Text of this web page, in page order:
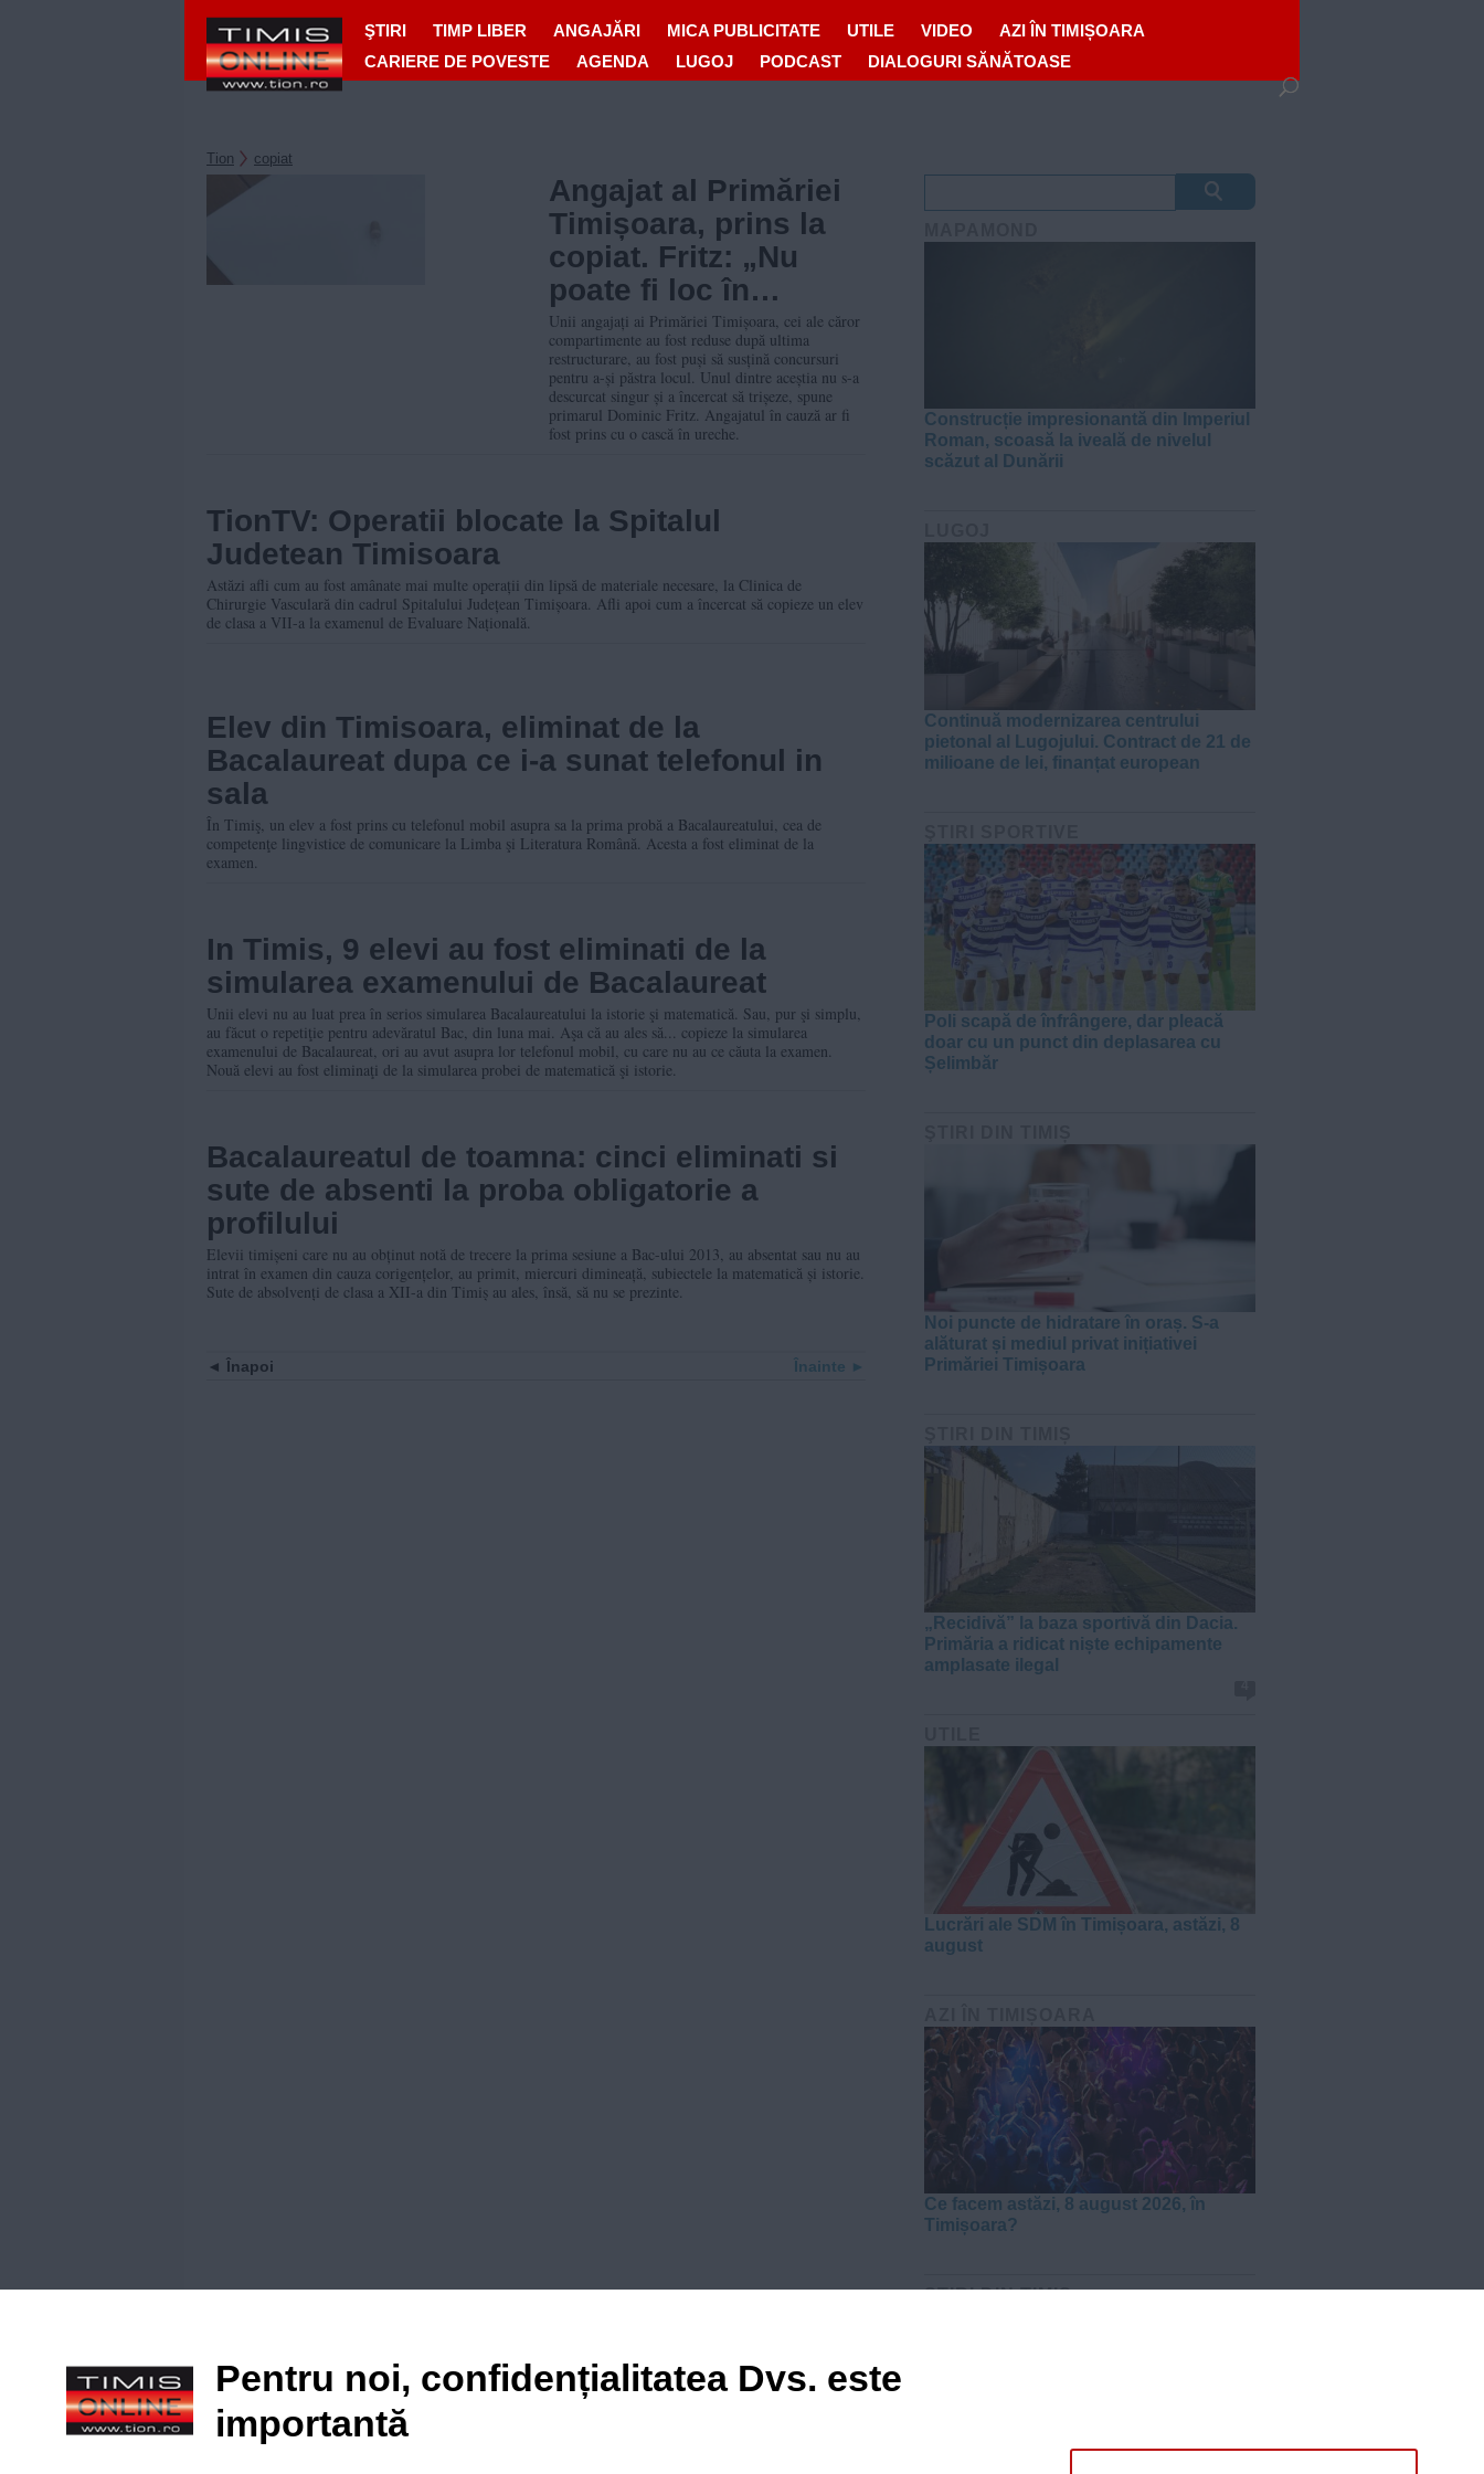
ŞTIRI TIMP LIBER ANGAJĂRI MICA PUBLICITATE UTILE VIDEO
AZI ÎN TIMIȘOARA
CARIERE DE POVESTE
AGENDA LUGOJ PODCAST DIALOGURI SĂNĂTOASE
Tion copiat
Angajat al Primăriei
Timișoara, prins la
copiat. Fritz: „Nu
poate fi loc în
primărie pentru
tupeiști habarniști”
Unii angajați ai Primăriei Timișoara, cei ale căror
compartimente au fost reduse după ultima
restructurare, au fost puși să susțină concursuri
pentru a-și păstra locul. Unul dintre aceștia nu s-a
descurcat singur și a încercat să trișeze, spune
primarul Dominic Fritz. Angajatul în cauză ar fi
fost prins cu o cască în ureche.
TionTV: Operatii blocate la Spitalul
Judetean Timisoara
Astăzi afli cum au fost amânate mai multe operații din lipsă de materiale necesare, la Clinica de
Chirurgie Vasculară din cadrul Spitalului Județean Timișoara. Afli apoi cum a încercat să copieze un elev
de clasa a VII-a la examenul de Evaluare Națională.
Elev din Timisoara, eliminat de la
Bacalaureat dupa ce i-a sunat telefonul in
sala
În Timiş, un elev a fost prins cu telefonul mobil asupra sa la prima probă a Bacalaureatului, cea de
competenţe lingvistice de comunicare la Limba şi Literatura Română. Acesta a fost eliminat de la
examen.
In Timis, 9 elevi au fost eliminati de la
simularea examenului de Bacalaureat
Unii elevi nu au luat prea în serios simularea Bacalaureatului la istorie şi matematică. Sau, pur şi simplu,
au făcut o repetiţie pentru adevăratul Bac, din luna mai. Aşa că au ales să... copieze la simularea
examenului de Bacalaureat, ori au avut asupra lor telefonul mobil, cu care nu au ce căuta la examen.
Nouă elevi au fost eliminaţi de la simularea probei de matematică şi istorie.
Bacalaureatul de toamna: cinci eliminati si
sute de absenti la proba obligatorie a
profilului
Elevii timișeni care nu au obținut notă de trecere la prima sesiune a Bac-ului 2013, au absentat sau nu au
intrat în examen din cauza corigențelor, au primit, miercuri dimineață, subiectele la matematică și istorie.
Sute de absolvenți de clasa a XII-a din Timiș au ales, însă, să nu se prezinte.
Înapoi Înainte
Construcție impresionantă din Imperiul
Roman, scoasă la iveală de nivelul
scăzut al Dunării
Continuă modernizarea centrului
pietonal al Lugojului. Contract de 21 de
milioane de lei, finanțat european
Poli scapă de înfrângere, dar pleacă
doar cu un punct din deplasarea cu
Șelimbăr
Noi puncte de hidratare în oraș. S-a
alăturat și mediul privat inițiativei
Primăriei Timișoara
„Recidivă” la baza sportivă din Dacia.
Primăria a ridicat niște echipamente
amplasate ilegal
Lucrări ale SDM în Timișoara, astăzi, 8
august
Ce facem astăzi, 8 august 2026, în
Timișoara?
ŞTIRI DIN TIMIȘ
Pentru noi, confidențialitatea Dvs. este
importantă